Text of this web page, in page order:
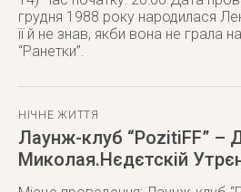
грудня 1988 року народилася
її й не знав, якби вона не грала
“Ранетки”.
НІЧНЕ ЖИТТЯ
Лаунж-клуб “PozitiFF” –
Миколая.Нєдєтскій